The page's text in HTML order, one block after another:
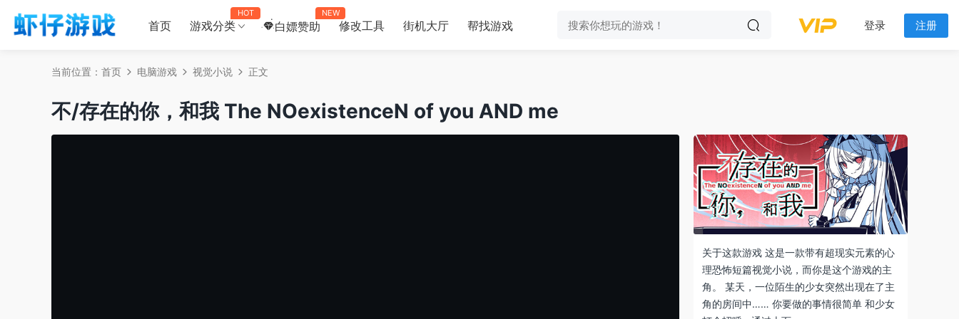
首页 游戏分类
HOT
白嫖赞助
NEW
修改工具 街机大厅 帮找游戏 登录 注册
当前位置： 首页 电脑游戏 视觉小说 正文
不/存在的你，和我 The NOexistenceN of you AND me
关于这款游戏 这是一款带有超现实元素的心
理恐怖短篇视觉小说，而你是这个游戏的主
角。 某天，一位陌生的少女突然出现在了主
角的房间中…… 你要做的事情很简单 和少女